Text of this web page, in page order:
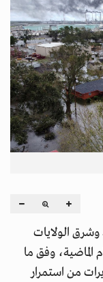
الولايات
الماضية، وفق ما
من استمرار